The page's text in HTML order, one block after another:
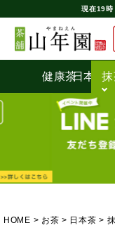
現在19時
健康茶日本茶
HOME お茶 日本茶